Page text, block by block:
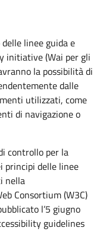
linee guida e
initiative (Wai per gli
la possibilità di
dalle
utilizzati, come
di navigazione o
controllo per la
principi delle linee
nella
Consortium (W3C)
l’5 giugno
guidelines